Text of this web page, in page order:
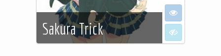
Sakura Trick
I want to see
I don't want to